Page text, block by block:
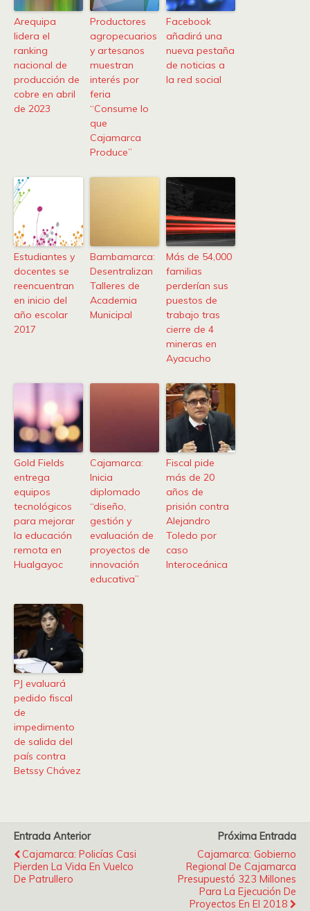
Arequipa
lidera el
ranking
nacional de
producción de
cobre en abril
de 2023
Productores
agropecuarios
y artesanos
muestran
interés por
feria
“Consume lo
que
Cajamarca
Produce”
Facebook
añadirá una
nueva pestaña
de noticias a
la red social
Estudiantes y
docentes se
reencuentran
en inicio del
año escolar
2017
Bambamarca:
Desentralizan
Talleres de
Academia
Municipal
Más de 54,000
familias
perderían sus
puestos de
trabajo tras
cierre de 4
mineras en
Ayacucho
Gold Fields
entrega
equipos
tecnológicos
para mejorar
la educación
remota en
Hualgayoc
Cajamarca:
Inicia
diplomado
“diseño,
gestión y
evaluación de
proyectos de
innovación
educativa”
Fiscal pide
más de 20
años de
prisión contra
Alejandro
Toledo por
caso
Interoceánica
PJ evaluará
pedido fiscal
de
impedimento
de salida del
país contra
Betssy Chávez
Entrada Anterior
Cajamarca: Policías Casi
Pierden La Vida En Vuelco
De Patrullero
Próxima Entrada
Cajamarca: Gobierno
Regional De Cajamarca
Presupuestó 323 Millones
Para La Ejecución De
Proyectos En El 2018